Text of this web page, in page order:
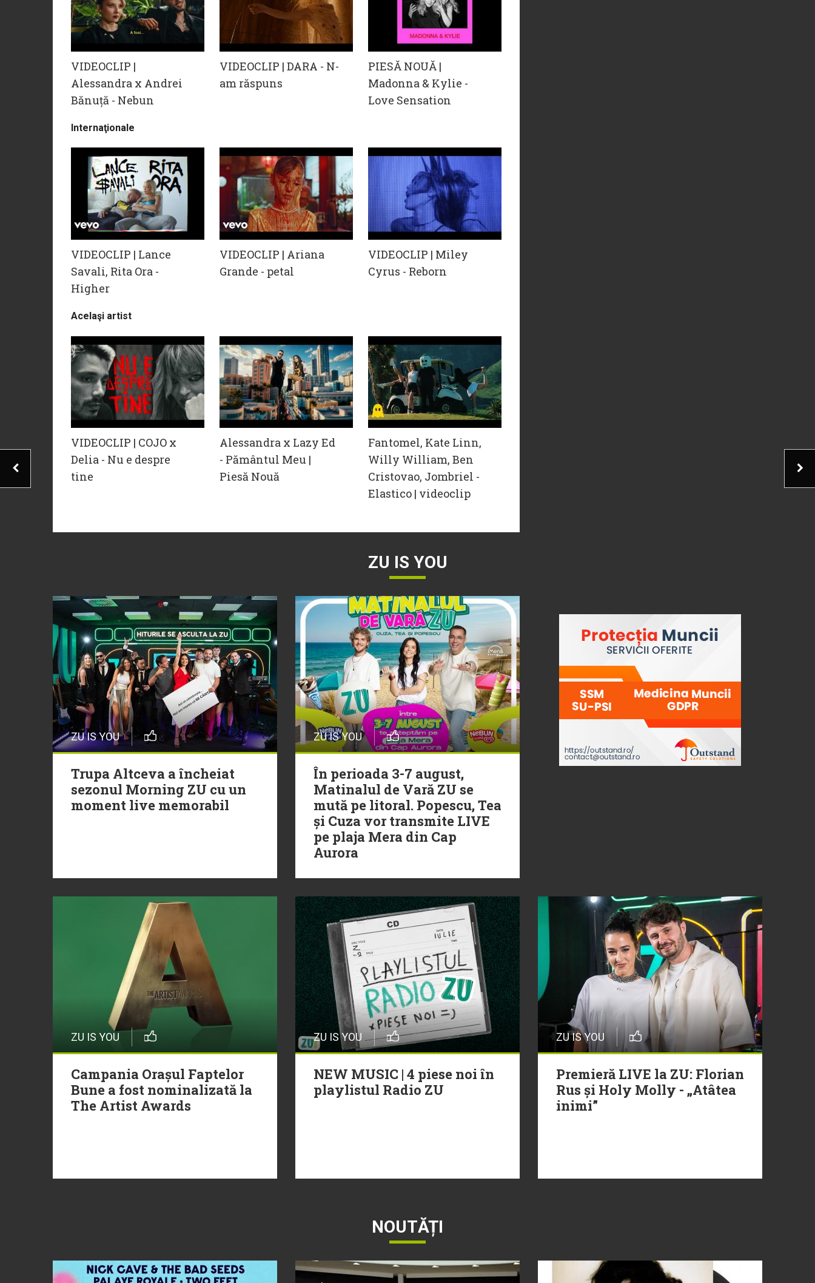
VIDEOCLIP |
Alessandra x Andrei
Bănuță - Nebun
VIDEOCLIP | DARA - N-
am răspuns
PIESĂ NOUĂ |
Madonna & Kylie -
Love Sensation
Internaţionale
VIDEOCLIP | Lance
Savali, Rita Ora -
Higher
VIDEOCLIP | Ariana
Grande - petal
VIDEOCLIP | Miley
Cyrus - Reborn
Acelaşi artist
VIDEOCLIP | COJO x
Delia - Nu e despre
tine
Alessandra x Lazy Ed
- Pământul Meu |
Piesă Nouă
Fantomel, Kate Linn,
Willy William, Ben
Cristovao, Jombriel -
Elastico | videoclip
ZU IS YOU
ZU IS YOU
Trupa Altceva a încheiat
sezonul Morning ZU cu un
moment live memorabil
ZU IS YOU
În perioada 3-7 august,
Matinalul de Vară ZU se
mută pe litoral. Popescu, Tea
și Cuza vor transmite LIVE
pe plaja Mera din Cap
Aurora
ZU IS YOU
Campania Orașul Faptelor
Bune a fost nominalizată la
The Artist Awards
ZU IS YOU
NEW MUSIC | 4 piese noi în
playlistul Radio ZU
ZU IS YOU
Premieră LIVE la ZU: Florian
Rus și Holy Molly - „Atâtea
inimi”
NOUTĂȚI